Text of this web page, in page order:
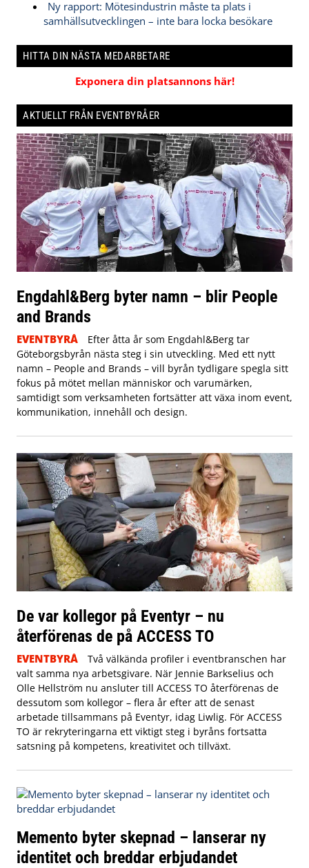
Ny rapport: Mötesindustrin måste ta plats i
samhällsutvecklingen – inte bara locka besökare
HITTA DIN NÄSTA MEDARBETARE
Exponera din platsannons här!
AKTUELLT FRÅN EVENTBYRÅER
Engdahl&Berg byter namn – blir People
and Brands
EVENTBYRÅ
Efter åtta år som Engdahl&Berg tar
Göteborgsbyrån nästa steg i sin utveckling. Med ett nytt
namn – People and Brands – vill byrån tydligare spegla sitt
fokus på mötet mellan människor och varumärken,
samtidigt som verksamheten fortsätter att växa inom event,
kommunikation, innehåll och design.
De var kollegor på Eventyr – nu
återförenas de på ACCESS TO
EVENTBYRÅ
Två välkända profiler i eventbranschen har
valt samma nya arbetsgivare. När Jennie Barkselius och
Olle Hellström nu ansluter till ACCESS TO återförenas de
dessutom som kollegor – flera år efter att de senast
arbetade tillsammans på Eventyr, idag Liwlig. För ACCESS
TO är rekryteringarna ett viktigt steg i byråns fortsatta
satsning på kompetens, kreativitet och tillväxt.
Memento byter skepnad – lanserar ny
identitet och breddar erbjudandet